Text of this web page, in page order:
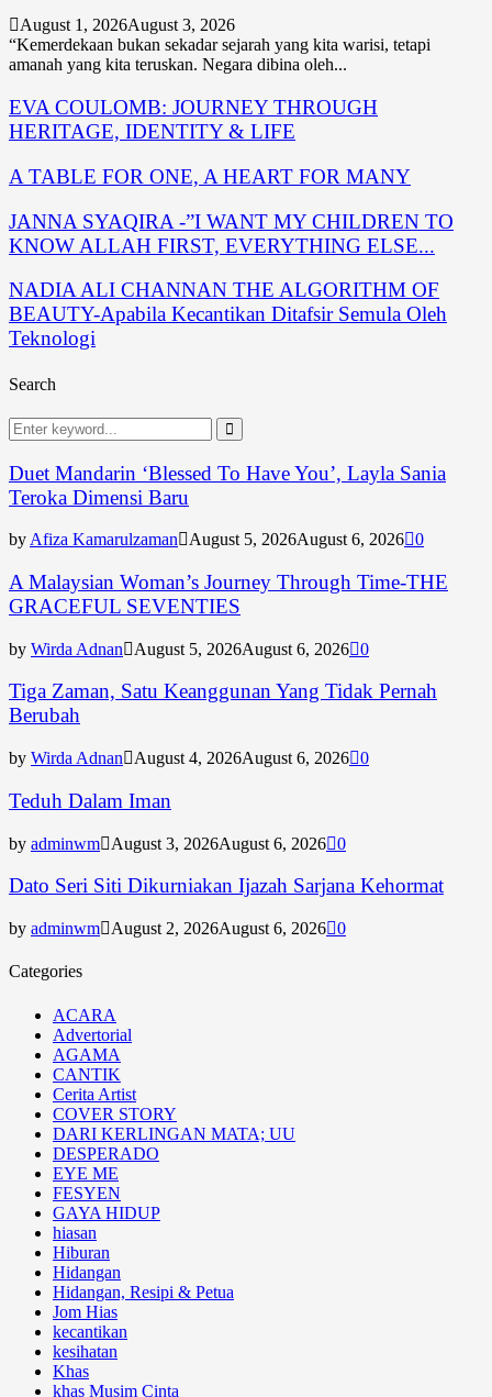
August 1, 2026August 3, 2026
“Kemerdekaan bukan sekadar sejarah yang kita warisi, tetapi
amanah yang kita teruskan. Negara dibina oleh...
EVA COULOMB: JOURNEY THROUGH
HERITAGE, IDENTITY & LIFE
A TABLE FOR ONE, A HEART FOR MANY
JANNA SYAQIRA -”I WANT MY CHILDREN TO
KNOW ALLAH FIRST, EVERYTHING ELSE...
NADIA ALI CHANNAN THE ALGORITHM OF
BEAUTY-Apabila Kecantikan Ditafsir Semula Oleh
Teknologi
Search
Search
for:
Search
Duet Mandarin ‘Blessed To Have You’, Layla Sania
Teroka Dimensi Baru
by Afiza Kamarulzaman August 5, 2026August 6, 2026 0
A Malaysian Woman’s Journey Through Time-THE
GRACEFUL SEVENTIES
by Wirda Adnan August 5, 2026August 6, 2026 0
Tiga Zaman, Satu Keanggunan Yang Tidak Pernah
Berubah
by Wirda Adnan August 4, 2026August 6, 2026 0
Teduh Dalam Iman
by adminwm August 3, 2026August 6, 2026 0
Dato Seri Siti Dikurniakan Ijazah Sarjana Kehormat
by adminwm August 2, 2026August 6, 2026 0
Categories
ACARA
Advertorial
AGAMA
CANTIK
Cerita Artist
COVER STORY
DARI KERLINGAN MATA; UU
DESPERADO
EYE ME
FESYEN
GAYA HIDUP
hiasan
Hiburan
Hidangan
Hidangan, Resipi & Petua
Jom Hias
kecantikan
kesihatan
Khas
khas Musim Cinta